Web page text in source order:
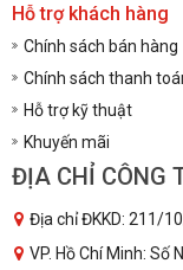
Hỗ trợ khách hàng
Chính sách bán hàng
Chính sách thanh
Hỗ trợ kỹ thuật
Khuyến mãi
ĐỊA CHỈ CÔNG
Địa chỉ ĐKKD: 211/
VP. Hồ Chí Minh: Số